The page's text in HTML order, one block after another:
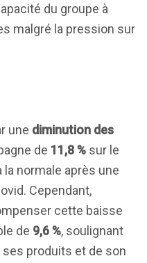
du groupe à
malgré la pression sur
une diminution des
de 11,8 % sur le
normale après une
Cependant,
cette baisse
de 9,6 %, soulignant
ses produits et de son